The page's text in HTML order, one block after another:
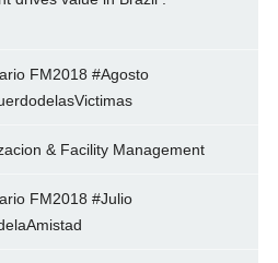
FM2018 #Agosto
& Facility Management
FM2018 #Julio